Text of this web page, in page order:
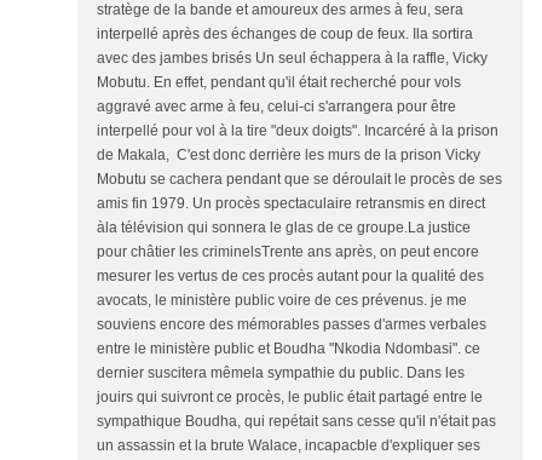
stratège de la bande et amoureux des armes à feu, sera
interpellé après des échanges de coup de feux. Ila sortira
avec des jambes brisés Un seul échappera à la raffle, Vicky
Mobutu. En effet, pendant qu'il était recherché pour vols
aggravé avec arme à feu, celui-ci s'arrangera pour être
interpellé pour vol à la tire "deux doigts". Incarcéré à la prison
de Makala, C'est donc derrière les murs de la prison Vicky
Mobutu se cachera pendant que se déroulait le procès de ses
amis fin 1979. Un procès spectaculaire retransmis en direct
àla télévision qui sonnera le glas de ce groupe.La justice
pour châtier les criminelsTrente ans après, on peut encore
mesurer les vertus de ces procès autant pour la qualité des
avocats, le ministère public voire de ces prévenus. je me
souviens encore des mémorables passes d'armes verbales
entre le ministère public et Boudha "Nkodia Ndombasi". ce
dernier suscitera mêmela sympathie du public. Dans les
jouirs qui suivront ce procès, le public était partagé entre le
sympathique Boudha, qui repétait sans cesse qu'il n'était pas
un assassin et la brute Walace, incapacble d'expliquer ses